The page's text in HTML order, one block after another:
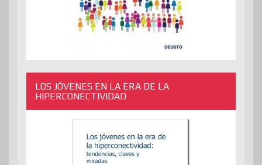
LOS JÓVENES EN LA ERA DE LA
HIPERCONECTIVIDAD